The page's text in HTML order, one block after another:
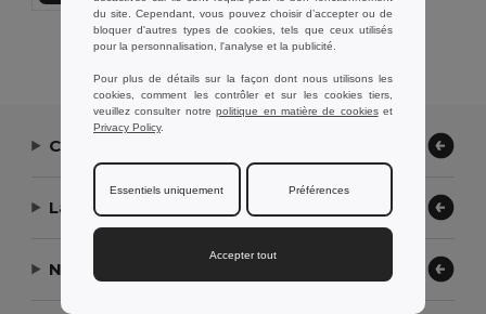
Affichage De Tous Les Produits.
Contactez-nous
Laissez-nous vous aider
Notre entreprise
du site. Cependant, vous pouvez choisir d’accepter ou de
bloquer d'autres types de cookies, tels que ceux utilisés
pour la personnalisation, l'analyse et la publicité.
Pour plus de détails sur la façon dont nous utilisons les
cookies, comment les contrôler et sur les cookies tiers,
veuillez consulter notrepolitique en matière de cookieset
Privacy Policy.
Essentiels uniquement Préférences
Accepter tout